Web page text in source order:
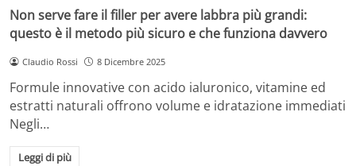
Non serve fare il filler per avere labbra più grandi:
questo è il metodo più sicuro e che funziona davvero
Claudio Rossi 8 Dicembre 2025
Formule innovative con acido ialuronico, vitamine ed
estratti naturali offrono volume e idratazione immediati
Negli…
Leggi di più